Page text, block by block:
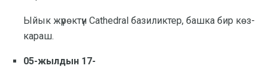
Ыйык жүрөктүн Cathedral базиликтер, башка бир көз-
караш.
05-жылдын 17-